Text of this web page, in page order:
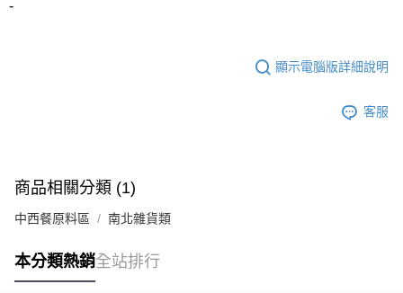
-
顯示電腦版詳細說明
客服
商品相關分類 (1)
中西餐原料區 南北雜貨類
本分類熱銷全站排行